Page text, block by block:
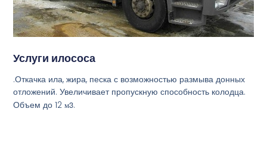
Услуги илососа
.Откачка ила, жира, песка с возможностью размыва донных
отложений. Увеличивает пропускную способность колодца.
Объем до 12м3.